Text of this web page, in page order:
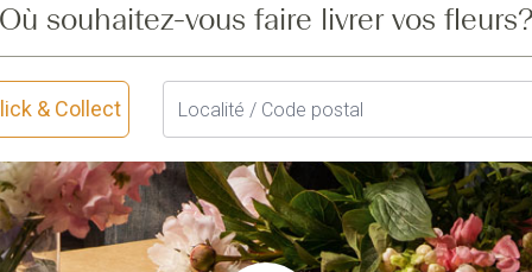
Où souhaitez-vous faire livrer vos fleurs?
& Collect